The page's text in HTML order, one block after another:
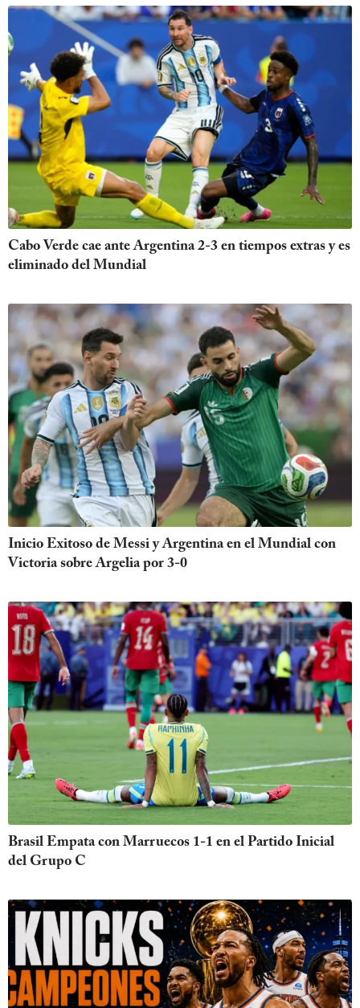
Cabo Verde cae ante Argentina 2-3 en tiempos extras y es
eliminado del Mundial
Inicio Exitoso de Messi y Argentina en el Mundial con
Victoria sobre Argelia por 3-0
Brasil Empata con Marruecos 1-1 en el Partido Inicial
del Grupo C